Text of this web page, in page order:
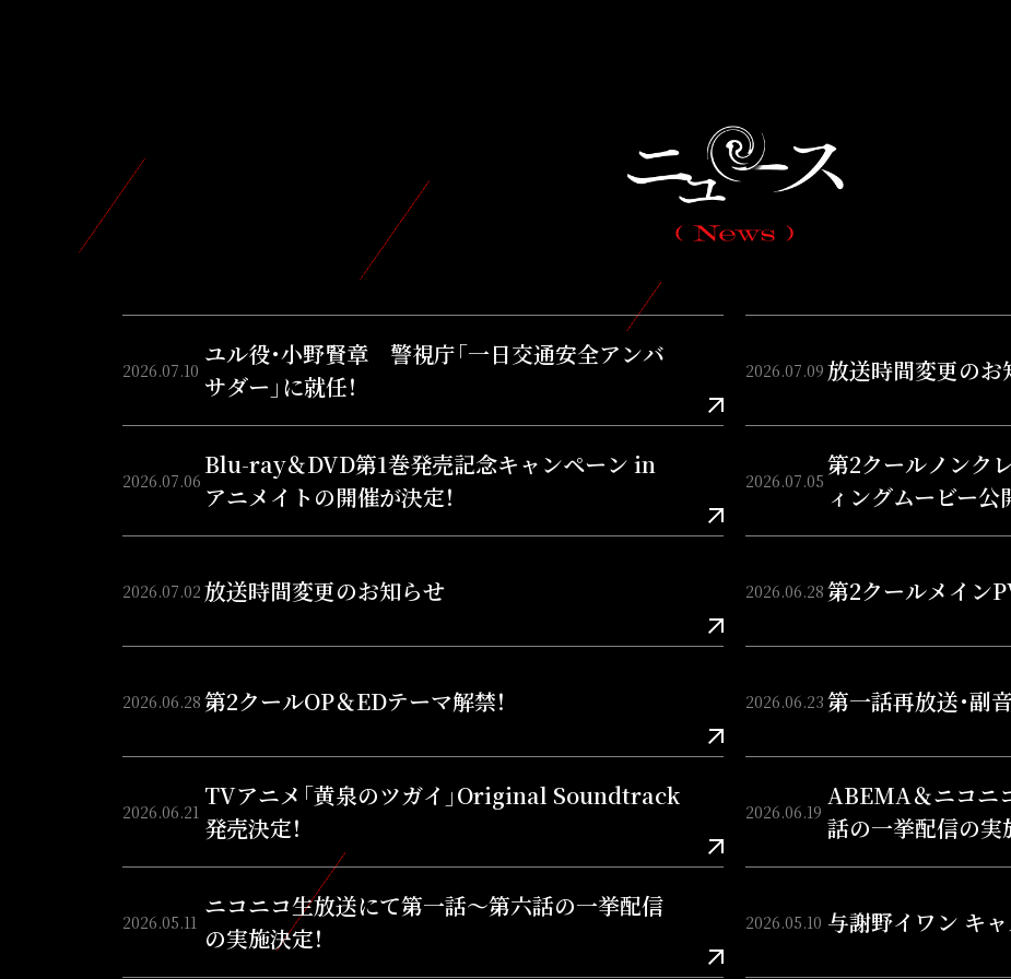
2026.07.10
ユル役・小野賢章 警視庁「一日交通安全アンバ
サダー」に就任！
2026.07.09 放送時間変更のお
2026.07.06
Blu-ray＆DVD第1巻発売記念キャンペーン in
アニメイトの開催が決定！
2026.07.05
第2クールノンク
ィングムービー公
2026.07.02 放送時間変更のお知らせ 2026.06.28 第2クールメイン
2026.06.28 第2クールOP＆EDテーマ解禁！ 2026.06.23 第一話再放送・副
2026.06.21
TVアニメ「黄泉のツガイ」Original Soundtrack
発売決定！
2026.06.19
ABEMA＆ニコニ
話の一挙配信の実
2026.05.11
ニコニコ生放送にて第一話～第六話の一挙配信
の実施決定！
2026.05.10 与謝野イワン キャ